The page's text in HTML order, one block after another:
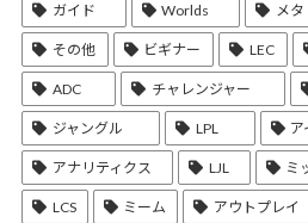
ガイド Worlds メタ
その他 ビギナー LEC
ADC チャレンジャー
ジャングル LPL ア
アナリティクス LJL ミ
LCS ミーム アウトプレイ